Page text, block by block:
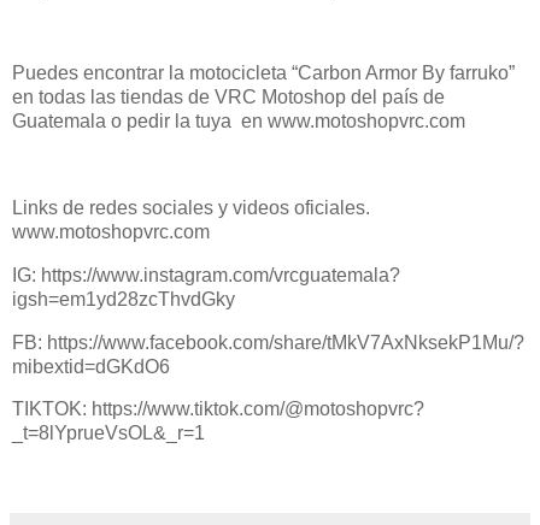
Puedes encontrar la motocicleta “Carbon Armor By farruko”
en todas las tiendas de VRC Motoshop del país de
Guatemala o pedir la tuya en www.motoshopvrc.com
Links de redes sociales y videos oficiales.
www.motoshopvrc.com
IG: https://www.instagram.com/vrcguatemala?
igsh=em1yd28zcThvdGky
FB: https://www.facebook.com/share/tMkV7AxNksekP1Mu/?
mibextid=dGKdO6
TIKTOK: https://www.tiktok.com/@motoshopvrc?
_t=8lYprueVsOL&_r=1